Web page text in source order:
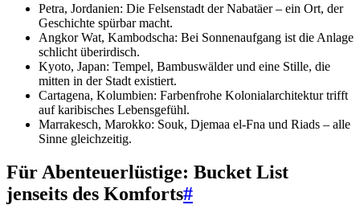
Petra, Jordanien: Die Felsenstadt der Nabatäer – ein Ort, der
Geschichte spürbar macht.
Angkor Wat, Kambodscha: Bei Sonnenaufgang ist die Anlage
schlicht überirdisch.
Kyoto, Japan: Tempel, Bambuswälder und eine Stille, die
mitten in der Stadt existiert.
Cartagena, Kolumbien: Farbenfrohe Kolonialarchitektur trifft
auf karibisches Lebensgefühl.
Marrakesch, Marokko: Souk, Djemaa el-Fna und Riads – alle
Sinne gleichzeitig.
Für Abenteuerlüstige: Bucket List
jenseits des Komforts#